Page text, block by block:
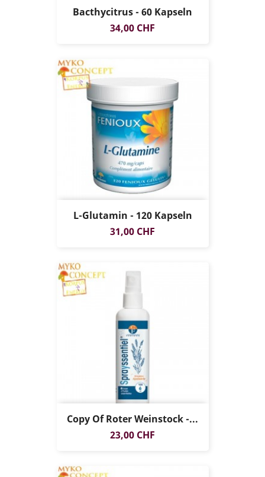
Bacthycitrus - 60 Kapseln
Preis
34,00 CHF
L-Glutamin - 120 Kapseln
Preis
31,00 CHF
Copy Of Roter Weinstock -...
Preis
23,00 CHF